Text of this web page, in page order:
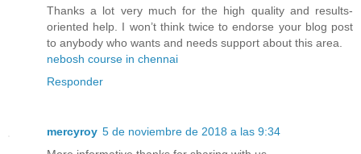
Thanks a lot very much for the high quality and results-
oriented help. I won’t think twice to endorse your blog post
to anybody who wants and needs support about this area.
nebosh course in chennai
Responder
mercyroy 5 de noviembre de 2018 a las 9:34